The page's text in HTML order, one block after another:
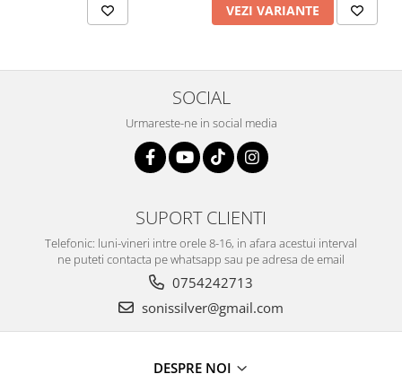
VEZI VARIANTE
SOCIAL
Urmareste-ne in social media
SUPORT CLIENTI
Telefonic: luni-vineri intre orele 8-16, in afara acestui interval
ne puteti contacta pe whatsapp sau pe adresa de email
0754242713
sonissilver@gmail.com
DESPRE NOI